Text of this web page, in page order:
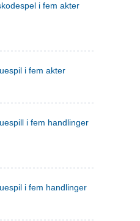
i fem akter
i fem akter
i fem handlinger
i fem handlinger